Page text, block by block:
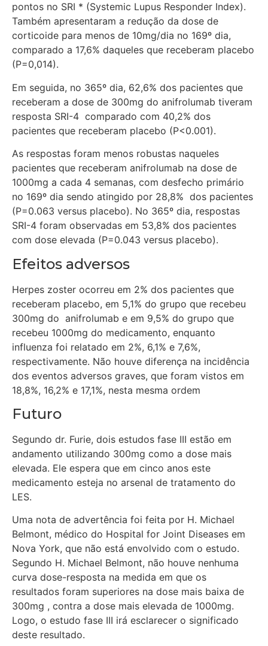
pontos no SRI * (Systemic Lupus Responder Index).
Também apresentaram a redução da dose de
corticoide para menos de 10mg/dia no 169º dia,
comparado a 17,6% daqueles que receberam placebo
(P=0,014).
Em seguida, no 365º dia, 62,6% dos pacientes que
receberam a dose de 300mg do anifrolumab tiveram
resposta SRI-4 comparado com 40,2% dos
pacientes que receberam placebo (P<0.001).
As respostas foram menos robustas naqueles
pacientes que receberam anifrolumab na dose de
1000mg a cada 4 semanas, com desfecho primário
no 169º dia sendo atingido por 28,8% dos pacientes
(P=0.063 versus placebo). No 365º dia, respostas
SRI-4 foram observadas em 53,8% dos pacientes
com dose elevada (P=0.043 versus placebo).
Efeitos adversos
Herpes zoster ocorreu em 2% dos pacientes que
receberam placebo, em 5,1% do grupo que recebeu
300mg do anifrolumab e em 9,5% do grupo que
recebeu 1000mg do medicamento, enquanto
influenza foi relatado em 2%, 6,1% e 7,6%,
respectivamente. Não houve diferença na incidência
dos eventos adversos graves, que foram vistos em
18,8%, 16,2% e 17,1%, nesta mesma ordem
Futuro
Segundo dr. Furie, dois estudos fase III estão em
andamento utilizando 300mg como a dose mais
elevada. Ele espera que em cinco anos este
medicamento esteja no arsenal de tratamento do
LES.
Uma nota de advertência foi feita por H. Michael
Belmont, médico do Hospital for Joint Diseases em
Nova York, que não está envolvido com o estudo.
Segundo H. Michael Belmont, não houve nenhuma
curva dose-resposta na medida em que os
resultados foram superiores na dose mais baixa de
300mg , contra a dose mais elevada de 1000mg.
Logo, o estudo fase III irá esclarecer o significado
deste resultado.